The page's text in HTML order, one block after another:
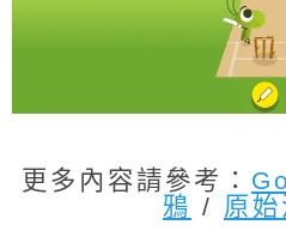
更多內容請參考：
鴉 / 原始